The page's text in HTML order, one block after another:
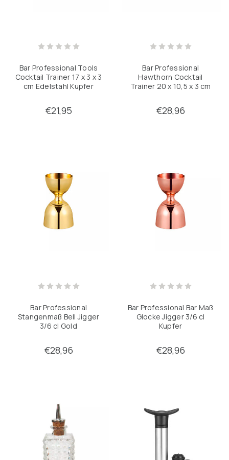
Bar Professional Tools
Cocktail Trainer 17 x 3 x 3
cm Edelstahl Kupfer
€21,95
Bar Professional
Hawthorn Cocktail
Trainer 20 x 10,5 x 3 cm
€28,96
Bar Professional
Stangenmaß Bell Jigger
3/6 cl Gold
€28,96
Bar Professional Bar Maß
Glocke Jigger 3/6 cl
Kupfer
€28,96